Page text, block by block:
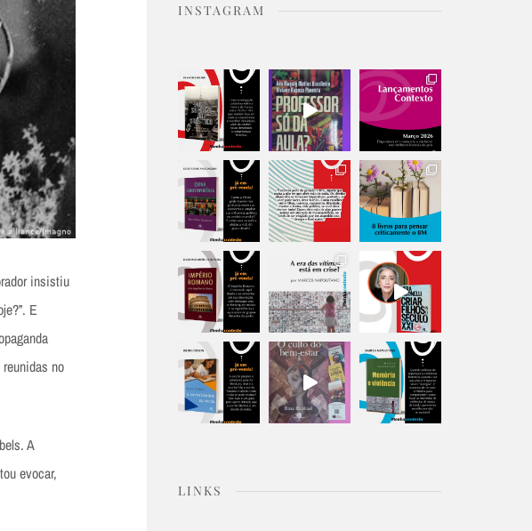
insistiu
E
no
A
evocar,
INSTAGRAM
LINKS